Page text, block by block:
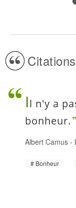
Il n'y a
bonheur.
Albert Camus -
Bonheur